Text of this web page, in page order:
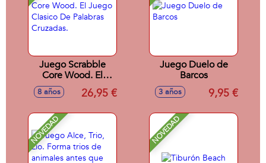
Juego Scrabble
Core Wood. El
Juego Clasico De
Palabras Cruzadas.
8 años 26,95 €
Juego Duelo de
Barcos
3 años 9,95 €
NOVEDAD NOVEDAD